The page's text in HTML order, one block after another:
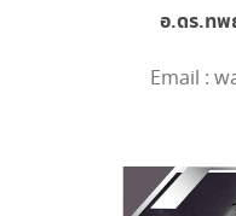
อ.ดร.ท
Email :